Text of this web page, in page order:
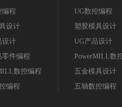
编程
设计
设计
零件编程
数控编程
编程
UG数控编程
塑胶模具设计
UG产品设计
PowerMILL数
五金模具设计
五轴数控编程